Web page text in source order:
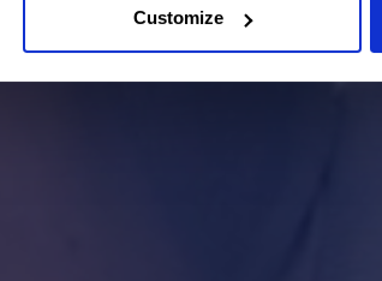
Customize